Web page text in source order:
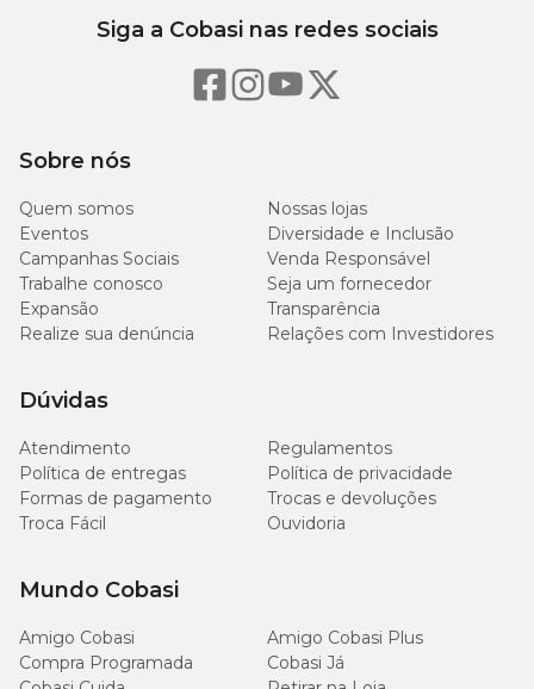
Sobre nós
Quem somos
Nossas lojas
Eventos
Diversidade e Inclusão
Campanhas Sociais
Venda Responsável
Trabalhe conosco
Seja um fornecedor
Expansão
Transparência
Realize sua denúncia
Relações com Investidores
Dúvidas
Atendimento
Regulamentos
Política de entregas
Política de privacidade
Formas de pagamento
Trocas e devoluções
Troca Fácil
Ouvidoria
Mundo Cobasi
Amigo Cobasi
Amigo Cobasi Plus
Compra Programada
Cobasi Já
Siga a Cobasi nas redes sociais